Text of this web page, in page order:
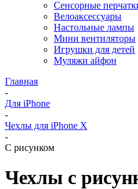
Сенсорные
Велоаксессуары
Настольные лампы
Мини вентиляторы
Игрушки для детей
Муляжи айфон
Главная
-
Для iPhone
-
Чехлы для iPhone X
-
С рисунком
Чехлы с